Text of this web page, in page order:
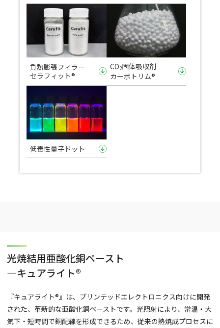
負熱膨張フィラー
セラフィット®
CO2固体吸収剤
カーボトリム®
低毒性量子ドット
光焼結用亜酸化銅ペースト
―キュアライト®
『キュアライト®』は、プリンテッドエレクトロニクス向けに開発
された、革新的な亜酸化銅ペーストです。光照射により、常温・大
気下・短時間で銅配線を形成できるため、従来の熱焼成プロセスに